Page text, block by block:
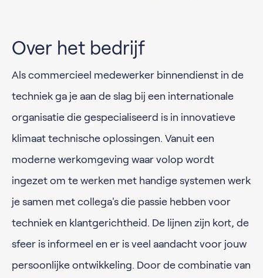
Over het bedrijf
Als commercieel medewerker binnendienst in de
techniek ga je aan de slag bij een internationale
organisatie die gespecialiseerd is in innovatieve
klimaat technische oplossingen. Vanuit een
moderne werkomgeving waar volop wordt
ingezet om te werken met handige systemen werk
je samen met collega's die passie hebben voor
techniek en klantgerichtheid. De lijnen zijn kort, de
sfeer is informeel en er is veel aandacht voor jouw
persoonlijke ontwikkeling. Door de combinatie van